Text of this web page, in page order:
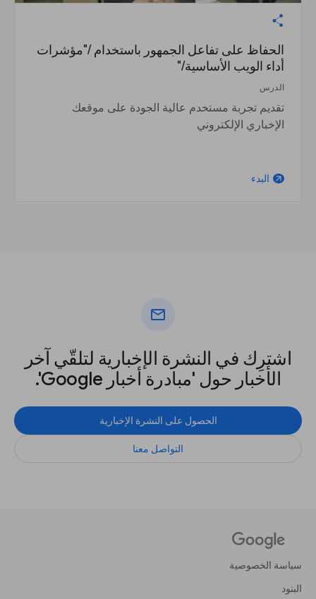
الحفاظ على تفاعل الجمهور باستخدام /"مؤشرات
أداء الويب الأساسية/"
الدرس
تقديم تجربة مستخدم عالية الجودة على موقعك
الإخباري الإلكتروني
arrow_outward البدء
mail
اشترِك في النشرة الإخبارية لتلقّي آخر
الأخبار حول 'مبادرة أخبار Google'.
الحصول على النشرة الإخبارية
التواصل معنا
سياسة الخصوصية
البنود